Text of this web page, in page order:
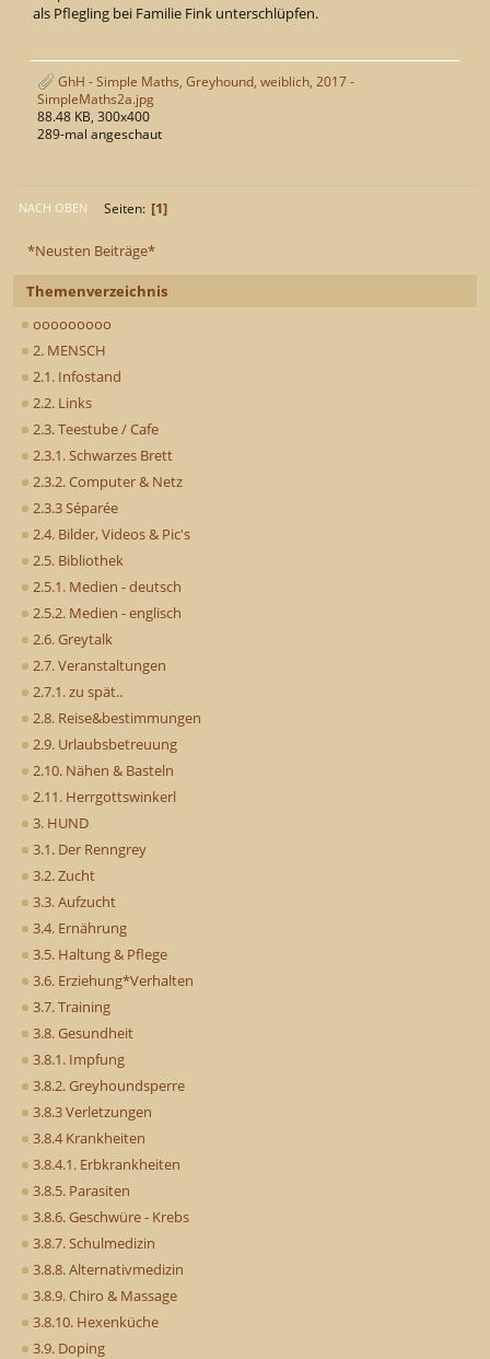
*Neusten Beiträge*
Themenverzeichnis
ooooooooo
2. MENSCH
2.1. Infostand
2.2. Links
2.3. Teestube / Cafe
2.3.1. Schwarzes Brett
2.3.2. Computer & Netz
2.3.3 Séparée
2.4. Bilder, Videos & Pic's
2.5. Bibliothek
2.5.1. Medien - deutsch
2.5.2. Medien - englisch
2.6. Greytalk
2.7. Veranstaltungen
2.7.1. zu spät..
2.8. Reise&bestimmungen
2.9. Urlaubsbetreuung
2.10. Nähen & Basteln
2.11. Herrgottswinkerl
3. HUND
3.1. Der Renngrey
3.2. Zucht
3.3. Aufzucht
3.4. Ernährung
3.5. Haltung & Pflege
3.6. Erziehung*Verhalten
3.7. Training
3.8. Gesundheit
3.8.1. Impfung
3.8.2. Greyhoundsperre
3.8.3 Verletzungen
3.8.4 Krankheiten
3.8.4.1. Erbkrankheiten
3.8.5. Parasiten
3.8.6. Geschwüre - Krebs
3.8.7. Schulmedizin
3.8.8. Alternativmedizin
3.8.9. Chiro & Massage
3.8.10. Hexenküche
3.9. Doping
als Pflegling bei Familie Fink unterschlüpfen.
GhH - Simple Maths, Greyhound, weiblich, 2017 -
SimpleMaths2a.jpg
88.48 KB, 300x400
289-mal angeschaut
NACH OBEN Seiten 1